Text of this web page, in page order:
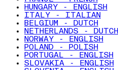
HUNGARY - ENGLISH
ITALY - ITALIAN
BELGIUM - DUTCH
NETHERLANDS - DUTCH
NORWAY - ENGLISH
POLAND - POLISH
PORTUGAL - ENGLISH
SLOVAKIA - ENGLISH